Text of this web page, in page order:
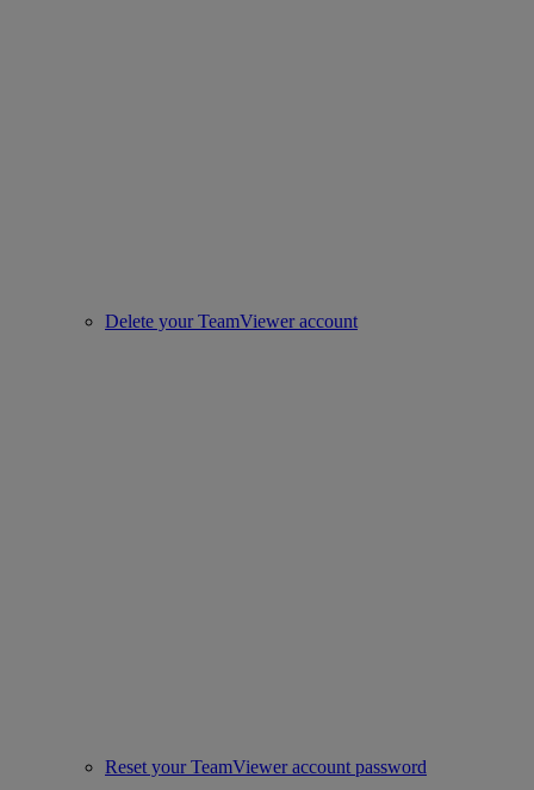
Delete your TeamViewer account
Reset your TeamViewer account password